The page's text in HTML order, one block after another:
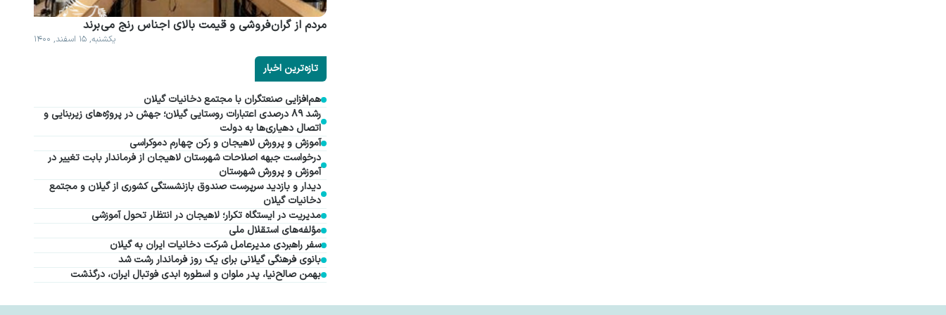
مردم از گران فروشی و قیمت بالای اجناس رنج می برند
یکشنبه, ۱۵ اسفند, ۱۴۰۰
تازه‌ترین اخبار
هم‌افزایی صنعتگران با مجتمع دخانیات گیلان
رشد ۸۹ درصدی اعتبارات روستایی گیلان؛ جهش در پروژه‌های زیربنایی و
اتصال دهیاری‌ها به دولت
آموزش و پرورش لاهیجان و رکن چهارم دموکراسی
درخواست جبهه اصلاحات شهرستان لاهیجان از فرماندار بابت تغییر در
آموزش و پرورش شهرستان
دیدار و بازدید سرپرست صندوق بازنشستگی کشوری از گیلان و مجتمع
دخانیات گیلان
مدیریت در ایستگاه تکرار؛ لاهیجان در انتظار تحول آموزشی
مؤلفه‌های استقلال ملی
سفر راهبردی مدیرعامل شرکت دخانیات ایران به گیلان
بانوی فرهنگی گیلانی برای یک روز فرماندار رشت شد
بهمن صالح‌نیا، پدر ملوان و اسطوره ابدی فوتبال ایران، درگذشت